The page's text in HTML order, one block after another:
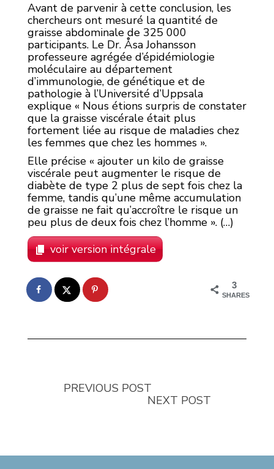
Avant de parvenir à cette conclusion, les
chercheurs ont mesuré la quantité de
graisse abdominale de 325 000
participants. Le Dr. Åsa Johansson
professeure agrégée d’épidémiologie
moléculaire au département
d’immunologie, de génétique et de
pathologie à l’Université d’Uppsala
explique « Nous étions surpris de constater
que la graisse viscérale était plus
fortement liée au risque de maladies chez
les femmes que chez les hommes ».
Elle précise « ajouter un kilo de graisse
viscérale peut augmenter le risque de
diabète de type 2 plus de sept fois chez la
femme, tandis qu’une même accumulation
de graisse ne fait qu’accroître le risque un
peu plus de deux fois chez l’homme ». (…)
voir version intégrale
3
SHARES
PREVIOUS POST
NEXT POST